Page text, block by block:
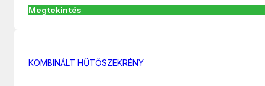
Megtekintés
KOMBINÁLT HŰTŐSZEKRÉNY